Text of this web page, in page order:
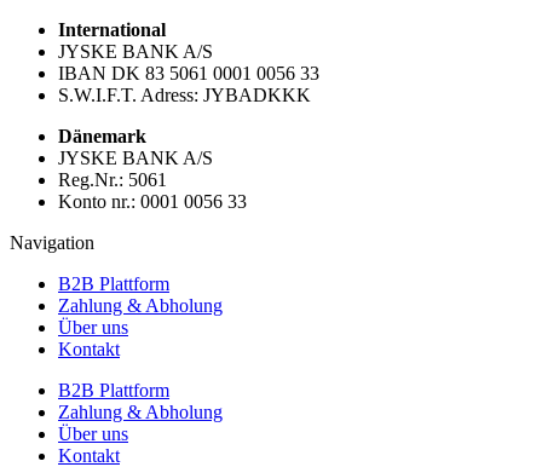
International
JYSKE BANK A/S
IBAN DK 83 5061 0001 0056 33
S.W.I.F.T. Adress: JYBADKKK
Dänemark
JYSKE BANK A/S
Reg.Nr.: 5061
Konto nr.: 0001 0056 33
Navigation
B2B Plattform
Zahlung & Abholung
Über uns
Kontakt
B2B Plattform
Zahlung & Abholung
Über uns
Kontakt